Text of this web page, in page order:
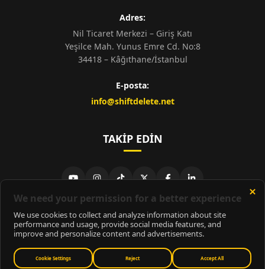
Adres:
Nil Ticaret Merkezi – Giriş Katı
Yeşilce Mah. Yunus Emre Cd. No:8
34418 – Kâğıthane/İstanbul
E-posta:
info@shiftdelete.net
TAKIP EDIN
© 2026ShiftDelete.Net- Tüm hakları saklıdır.
ShiftDelete.Net, İnternet Medyası ve Bilişim Muhabirleri Derneği